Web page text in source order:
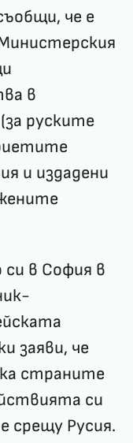
че е
в
руските
и издадени
в София в
заяви, че
страните
си
срещу Русия.